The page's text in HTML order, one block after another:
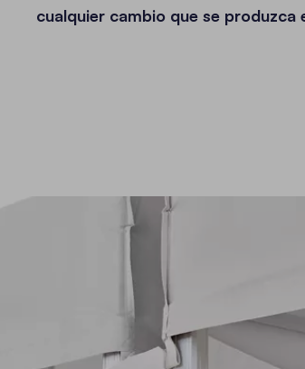
cualquier cambio que se produzca